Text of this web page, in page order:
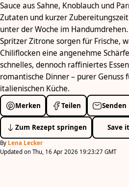
Sauce aus Sahne, Knoblauch und
Zutaten und kurzer
unter der Woche im
Spritzer Zitrone sorgen für Frische,
Chiliflocken eine angenehme
schnelles, dennoch raffiniertes
romantische Dinner – purer Genuss
italienischen Küche.
Merken Teilen Senden
Zum Rezept springen Save
By Lena Lecker
Updated on Thu, 16 Apr 2026 19:23:27 GMT